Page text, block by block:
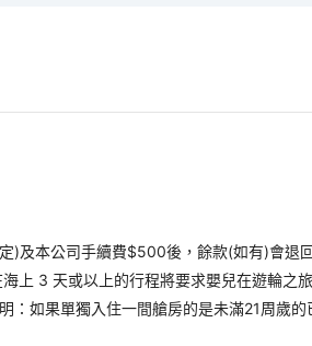
)及本公司手續費$500後，餘款(如有)會退
上 3 天或以上的行程將要求嬰兒在遊輪之
如果單獨入住一間艙房的是未滿21周歲